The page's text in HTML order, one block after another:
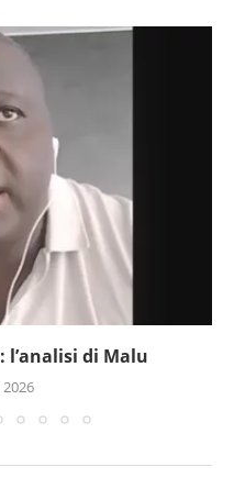
l’analisi di Malu